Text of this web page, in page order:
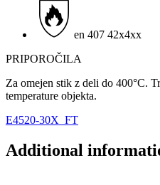
en 407 42x4xx
PRIPOROČILA
Za omejen stik z deli do 400°C.
temperature objekta.
E4520-30X_FT
Additional